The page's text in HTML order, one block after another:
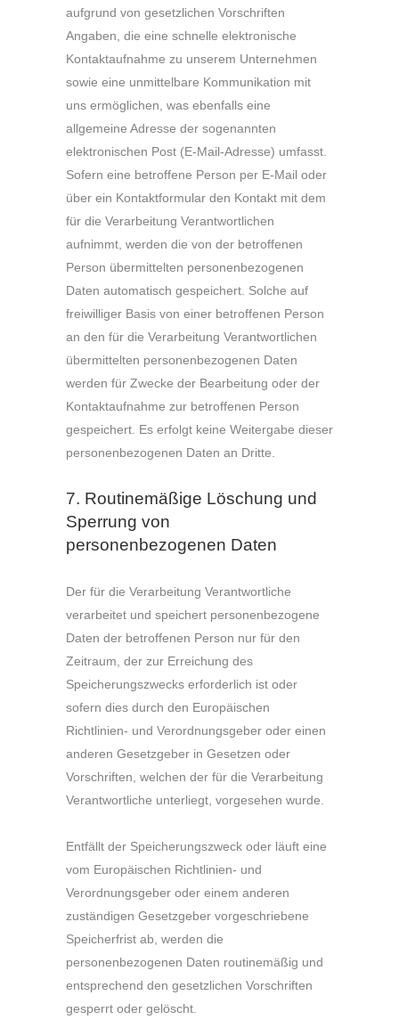
aufgrund von gesetzlichen Vorschriften
Angaben, die eine schnelle elektronische
Kontaktaufnahme zu unserem Unternehmen
sowie eine unmittelbare Kommunikation mit
uns ermöglichen, was ebenfalls eine
allgemeine Adresse der sogenannten
elektronischen Post (E-Mail-Adresse) umfasst.
Sofern eine betroffene Person per E-Mail oder
über ein Kontaktformular den Kontakt mit dem
für die Verarbeitung Verantwortlichen
aufnimmt, werden die von der betroffenen
Person übermittelten personenbezogenen
Daten automatisch gespeichert. Solche auf
freiwilliger Basis von einer betroffenen Person
an den für die Verarbeitung Verantwortlichen
übermittelten personenbezogenen Daten
werden für Zwecke der Bearbeitung oder der
Kontaktaufnahme zur betroffenen Person
gespeichert. Es erfolgt keine Weitergabe dieser
personenbezogenen Daten an Dritte.
7. Routinemäßige Löschung und
Sperrung von
personenbezogenen Daten
Der für die Verarbeitung Verantwortliche
verarbeitet und speichert personenbezogene
Daten der betroffenen Person nur für den
Zeitraum, der zur Erreichung des
Speicherungszwecks erforderlich ist oder
sofern dies durch den Europäischen
Richtlinien- und Verordnungsgeber oder einen
anderen Gesetzgeber in Gesetzen oder
Vorschriften, welchen der für die Verarbeitung
Verantwortliche unterliegt, vorgesehen wurde.
Entfällt der Speicherungszweck oder läuft eine
vom Europäischen Richtlinien- und
Verordnungsgeber oder einem anderen
zuständigen Gesetzgeber vorgeschriebene
Speicherfrist ab, werden die
personenbezogenen Daten routinemäßig und
entsprechend den gesetzlichen Vorschriften
gesperrt oder gelöscht.